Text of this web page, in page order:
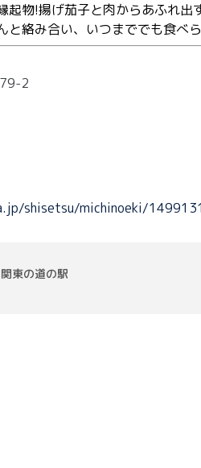
起物!揚げ茄子と肉からあふれ出
絡み合い、いつまででも食べら
2
shisetsu/michinoeki/
関東の道の駅